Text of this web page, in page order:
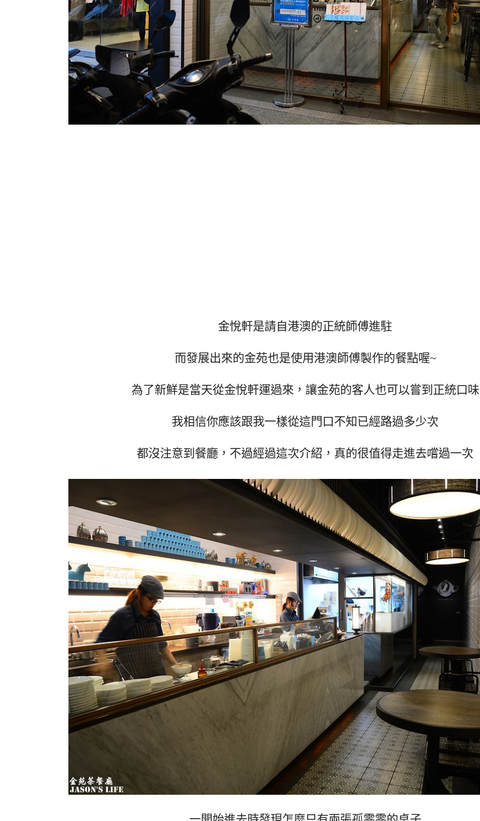
金悅軒是請自港澳的正統師傅進駐
而發展出來的金苑也是使用港澳師傅製作的餐點喔~
為了新鮮是當天從金悅軒運過來，讓金苑的客人也可以嘗到正統口味
我相信你應該跟我一樣從這門口不知已經路過多少次
都沒注意到餐廳，不過經過這次介紹，真的很值得走進去嚐過一次